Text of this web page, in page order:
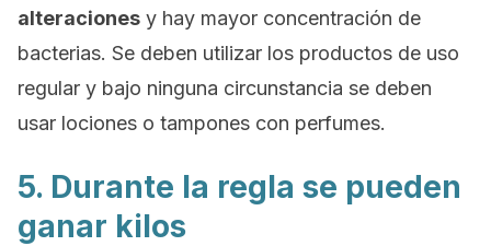
alteraciones y hay mayor concentración de
bacterias. Se deben utilizar los productos de uso
regular y bajo ninguna circunstancia se deben
usar lociones o tampones con perfumes.
5. Durante la regla se pueden
ganar kilos